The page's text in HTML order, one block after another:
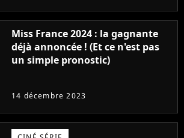
Miss France 2024 : la gagnante
déjà annoncée ! (Et ce n'est pas
un simple pronostic)
14 décembre 2023